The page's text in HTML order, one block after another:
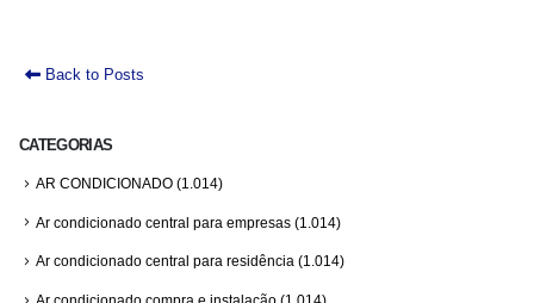
Back to Posts
CATEGORIAS
AR CONDICIONADO (1.014)
Ar condicionado central para empresas (1.014)
Ar condicionado central para residência (1.014)